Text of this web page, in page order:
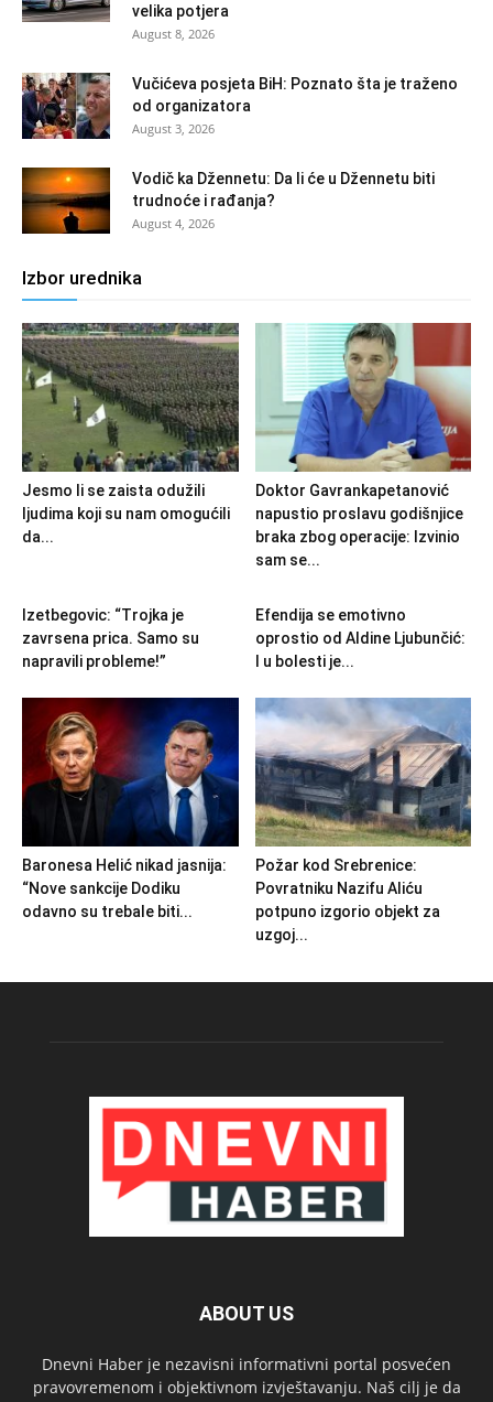
velika potjera
August 8, 2026
Vučićeva posjeta BiH: Poznato šta je traženo
od organizatora
August 3, 2026
Vodič ka Džennetu: Da li će u Džennetu biti
trudnoće i rađanja?
August 4, 2026
Izbor urednika
Jesmo li se zaista odužili
ljudima koji su nam omogućili
da...
Doktor Gavrankapetanović
napustio proslavu godišnjice
braka zbog operacije: Izvinio
sam se...
Izetbegovic: “Trojka je
zavrsena prica. Samo su
napravili probleme!”
Efendija se emotivno
oprostio od Aldine Ljubunčić:
I u bolesti je...
Baronesa Helić nikad jasnija:
“Nove sankcije Dodiku
odavno su trebale biti...
Požar kod Srebrenice:
Povratniku Nazifu Aliću
potpuno izgorio objekt za
uzgoj...
ABOUT US
Dnevni Haber je nezavisni informativni portal posvećen
pravovremenom i objektivnom izvještavanju. Naš cilj je da